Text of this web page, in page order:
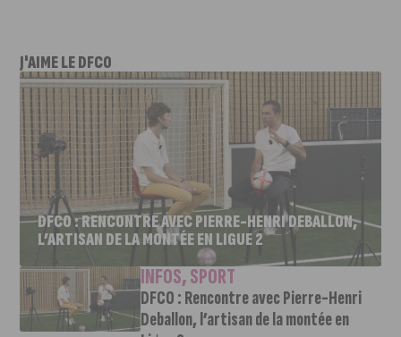
J'AIME LE DFCO
DFCO : RENCONTRE AVEC PIERRE-HENRI DEBALLON,
L’ARTISAN DE LA MONTÉE EN LIGUE 2
INFOS,SPORT
DFCO : Rencontre avec Pierre-Henri
Deballon, l’artisan de la montée en